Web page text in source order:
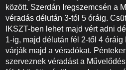
között. Szerdán Iregszemcsén a
véradás délután 3-tól 5 óráig.
IKSZT-ben lehet majd vért adni
1-ig, majd délután fél 2-től 4
várják majd a véradókat.
szerveznek véradást a